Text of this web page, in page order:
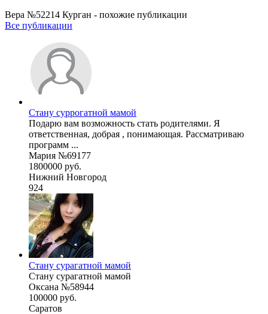
Вера №52214 Курган - похожие публикации
Все публикации
Стану суррогатной мамой
Подарю вам возможность стать родителями. Я
ответственная, добрая , понимающая. Рассматриваю
программ ...
Мария №69177
1800000 руб.
Нижний Новгород
924
Стану сурагатной мамой
Стану сурагатной мамой
Оксана №58944
100000 руб.
Саратов